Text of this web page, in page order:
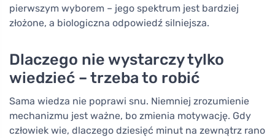
pierwszym wyborem – jego spektrum jest bardziej
złożone, a biologiczna odpowiedź silniejsza.
Dlaczego nie wystarczy tylko
wiedzieć – trzeba to robić
Sama wiedza nie poprawi snu. Niemniej zrozumienie
mechanizmu jest ważne, bo zmienia motywację. Gdy
człowiek wie, dlaczego dziesięć minut na zewnątrz rano